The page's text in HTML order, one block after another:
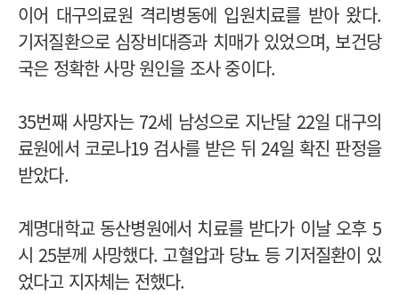
이어 대구의료원 격리병동에 입원치료를 받아 왔다.
기저질환으로 심장비대증과 치매가 있었으며, 보건당
국은 정확한 사망 원인을 조사 중이다.
35번째 사망자는 72세 남성으로 지난달 22일 대구의
료원에서 코로나19 검사를 받은 뒤 24일 확진 판정을
받았다.
계명대학교 동산병원에서 치료를 받다가 이날 오후 5
시 25분께 사망했다. 고혈압과 당뇨 등 기저질환이 있
었다고 지자체는 전했다.